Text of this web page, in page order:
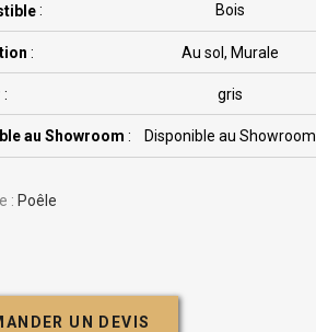
: Bois
: Au sol, Murale
: gris
au Showroom : Disponible au Showroom
: Poêle
UN DEVIS